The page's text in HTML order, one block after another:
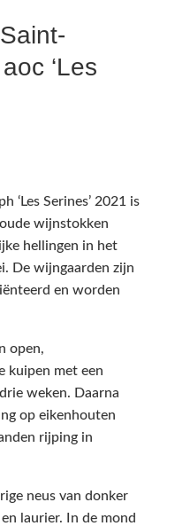
‘Les
‘Les Serines’ 2021 is
wijnstokken
hellingen in het
De wijngaarden zijn
en worden
open,
kuipen met een
weken. Daarna
op eikenhouten
rijping in
neus van donker
laurier. In de mond